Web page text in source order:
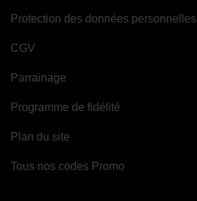
Protection des données personnelles
CGV
Parrainage
Programme de fidélité
Plan du site
Tous nos codes Promo